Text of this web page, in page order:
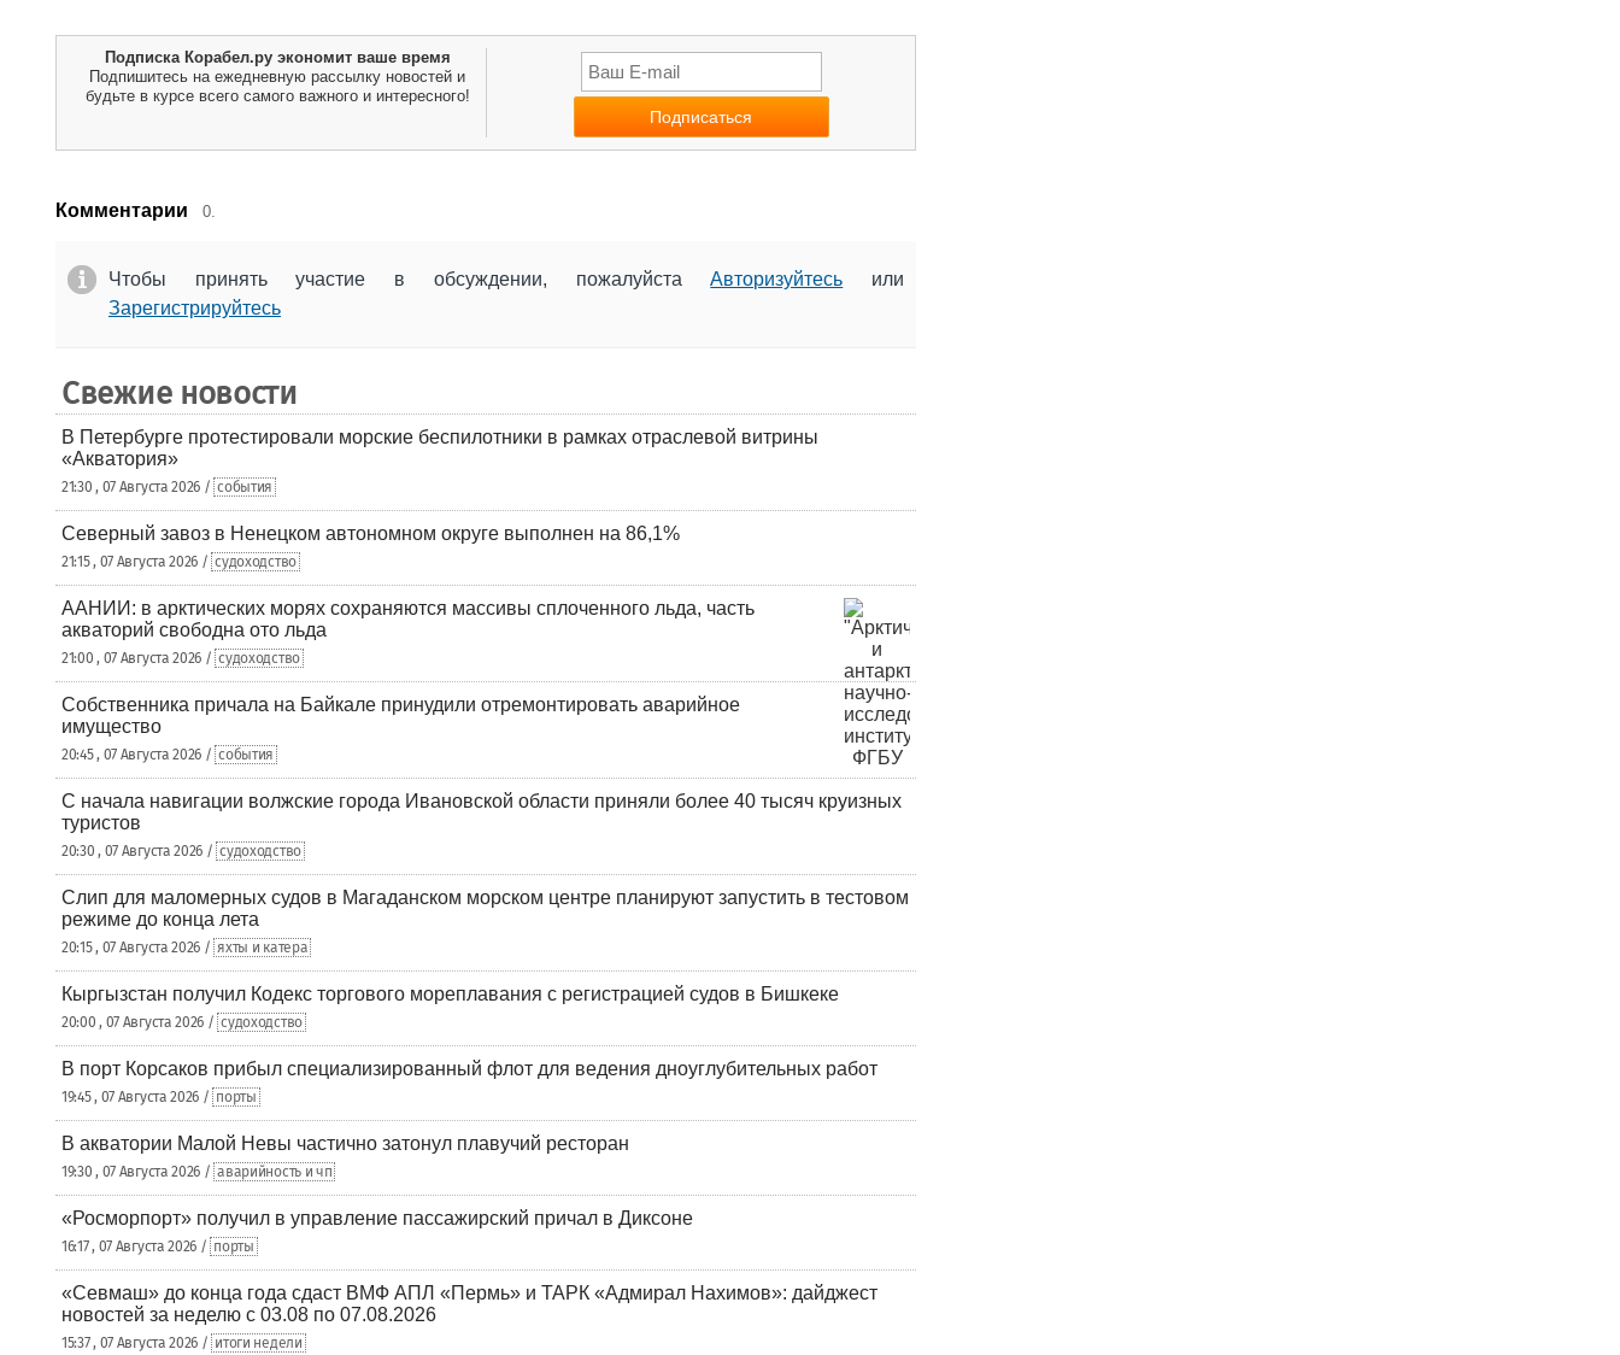
Подписка Корабел.ру экономит ваше время
Подпишитесь на ежедневную рассылку новостей и
будьте в курсе всего самого важного и интересного!
Комментарии 0.
Чтобы принять участие в обсуждении, пожалуйстаАвторизуйтесь или
Зарегистрируйтесь
Свежие новости
В Петербурге протестировали морские беспилотники в рамках отраслевой витрины
«Акватория»
21:30 , 07 Августа 2026 / события
Северный завоз в Ненецком автономном округе выполнен на 86,1%
21:15 , 07 Августа 2026 / судоходство
ААНИИ: в арктических морях сохраняются массивы сплоченного льда, часть
акваторий свободна ото льда
21:00 , 07 Августа 2026 / судоходство
Собственника причала на Байкале принудили отремонтировать аварийное
имущество
20:45 , 07 Августа 2026 / события
С начала навигации волжские города Ивановской области приняли более 40 тысяч круизных
туристов
20:30 , 07 Августа 2026 / судоходство
Слип для маломерных судов в Магаданском морском центре планируют запустить в тестовом
режиме до конца лета
20:15 , 07 Августа 2026 / яхты и катера
Кыргызстан получил Кодекс торгового мореплавания с регистрацией судов в Бишкеке
20:00 , 07 Августа 2026 / судоходство
В порт Корсаков прибыл специализированный флот для ведения дноуглубительных работ
19:45 , 07 Августа 2026 / порты
В акватории Малой Невы частично затонул плавучий ресторан
19:30 , 07 Августа 2026 / аварийность и чп
«Росморпорт» получил в управление пассажирский причал в Диксоне
16:17 , 07 Августа 2026 / порты
«Севмаш» до конца года сдаст ВМФ АПЛ «Пермь» и ТАРК «Адмирал Нахимов»: дайджест
новостей за неделю с 03.08 по 07.08.2026
15:37 , 07 Августа 2026 / итоги недели